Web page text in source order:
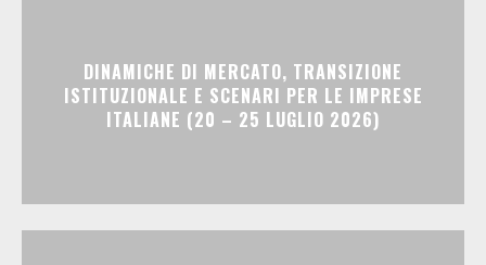
DINAMICHE DI MERCATO, TRANSIZIONE
ISTITUZIONALE E SCENARI PER LE IMPRESE
ITALIANE (20 – 25 LUGLIO 2026)